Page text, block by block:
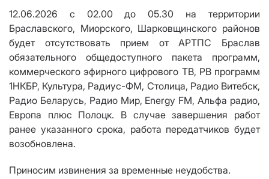
12.06.2026 c 02.00 до 05.30 на территории
Браславского, Миорского, Шарковщинского районов
будет отсутствовать прием от АРТПС Браслав
обязательного общедоступного пакета программ,
коммерческого эфирного цифрового ТВ, РВ программ
1НКБР, Культура, Радиус-ФМ, Столица, Радио Витебск,
Радио Беларусь, Радио Мир, Energy FM, Альфа радио,
Европа плюс Полоцк. В случае завершения работ
ранее указанного срока, работа передатчиков будет
возобновлена.
Приносим извинения за временные неудобства.